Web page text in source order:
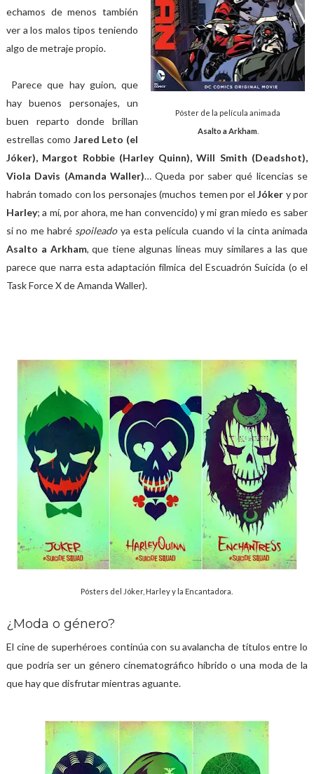
Póster de la película animada
Asalto a Arkham
echamos de menos también
ver a los malos tipos teniendo
algo de metraje propio.
Parece que hay guion, que
hay buenos personajes, un
buen reparto donde brillan
estrellas como Jared Leto (el
Jóker), Margot Robbie (Harley Quinn), Will Smith (Deadshot),
Viola Davis (Amanda Waller)… Queda por saber qué licencias se
habrán tomado con los personajes (muchos temen por elJóker y por
Harley; a mí, por ahora, me han convencido) y mi gran miedo es saber
si no me habré spoileado ya esta película cuando vi la cinta animada
Asalto a Arkham, que tiene algunas líneas muy similares a las que
parece que narra esta adaptación fílmica del Escuadrón Suicida (o el
Task Force X de Amanda Waller).
Pósters del Jóker, Harley y la Encantadora.
¿Moda o género?
El cine de superhéroes continúa con su avalancha de títulos entre lo
que podría ser un género cinematográfico híbrido o una moda de la
que hay que disfrutar mientras aguante.